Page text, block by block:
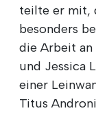
teilte er mit,
besonders
die Arbeit an
und Jessica
einer
Titus